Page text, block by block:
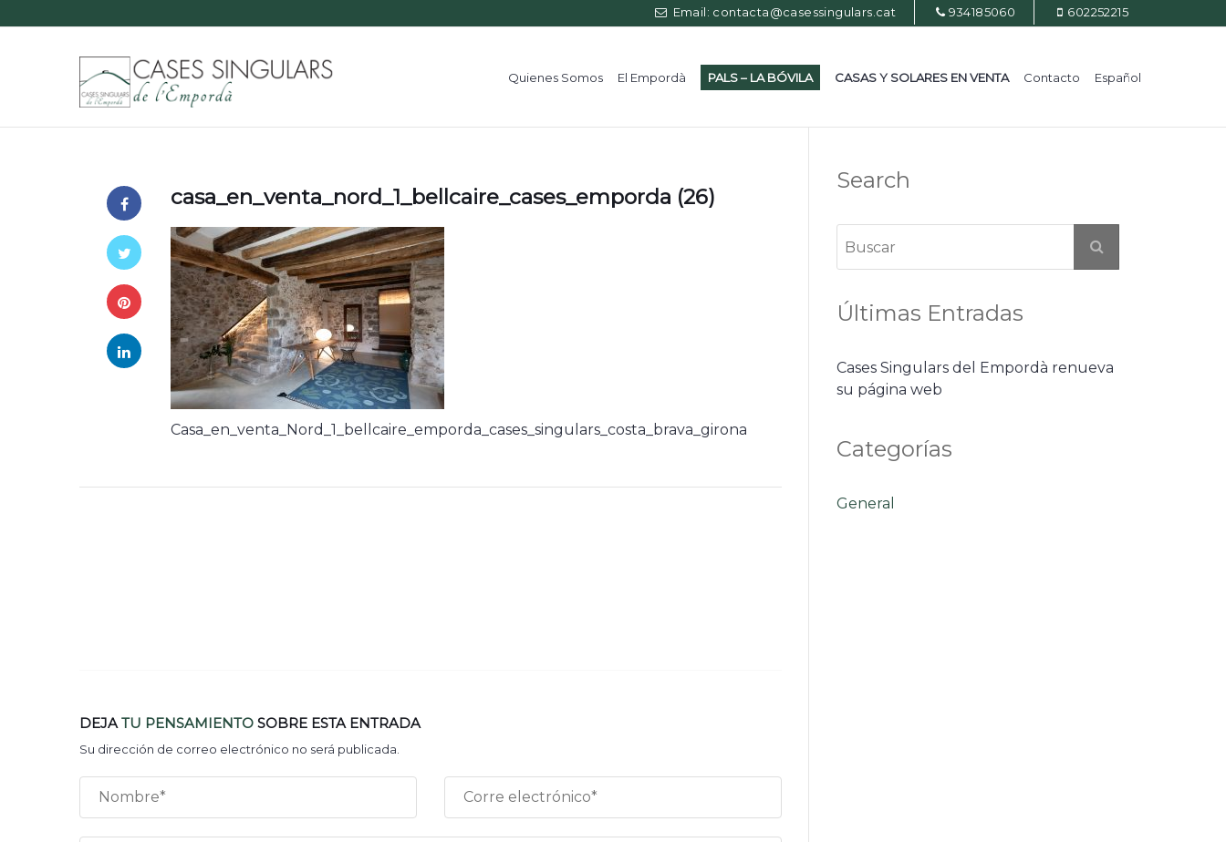
Email: contacta@casessingulars.cat 934185060 602252215
Quienes Somos El Empordà PALS – LA BÓVILA CASAS Y SOLARES EN VENTA Contacto Español
casa_en_venta_nord_1_bellcaire_cases_emporda (26)
Casa_en_venta_Nord_1_bellcaire_emporda_cases_singulars_costa_brava_girona
DEJATU PENSAMIENTO SOBRE ESTA ENTRADA
Su dirección de correo electrónico no será publicada.
Search
Últimas Entradas
Cases Singulars del Empordà renueva
su página web
Categorías
General